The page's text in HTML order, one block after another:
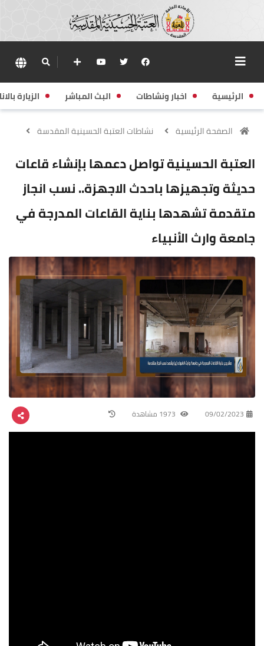
الرئيسية اخبار ونشاطات البث المباشر الزيارة
الصفحة الرئيسية نشاطات العتبة الحسينية المقدسة
العتبة الحسينية تواصل دعمها بإنشاء قاعات
حديثة وتجهيزها باحدث الاجهزة.. نسب انجاز
متقدمة تشهدها بناية القاعات المدرجة في
جامعة وارث الأنبياء
09/02/2023